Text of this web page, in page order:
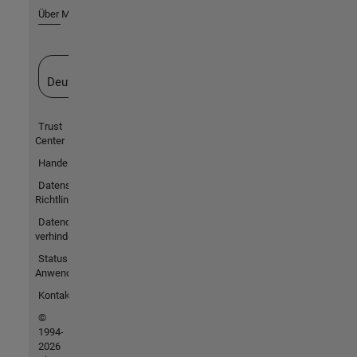
Über MathWorks
Deutschland
Trust
Center
Handelsmarken
Datenschutz-
Richtlinien
Datendiebstahl
verhindern
Status von
Anwendungen
Kontakt
©
1994-
2026